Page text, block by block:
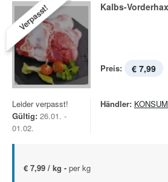
Verpasst! Kalbs-
Preis: € 7,99
Leider verpasst!
Gültig: 26.01. -
01.02.
Händler: KONSUM
€ 7,99 / kg - per kg